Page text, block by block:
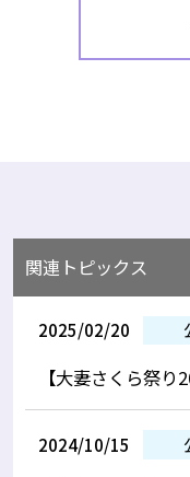
関連トピックス
2025/02/20
【大妻さくら祭
2024/10/15